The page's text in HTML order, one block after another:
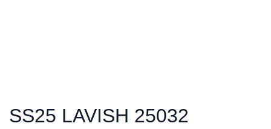
SS25 LAVISH 25032